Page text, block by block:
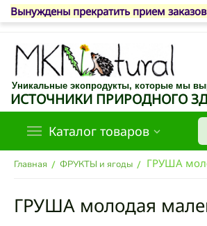
Вынуждены прекратить прием
Уникальные экопродукты, которые мы
ИСТОЧНИКИ ПРИРОДНОГО
Каталог товаров
Главная / ФРУКТЫ и ягоды / ГРУША
ГРУША молодая